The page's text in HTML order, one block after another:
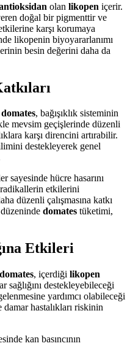
olan likopen içerir.
doğal bir pigmenttir ve
karşı korumaya
likopenin biyoyararlanımı
besin değerini daha da
domates, bağışıklık sisteminin
mevsim geçişlerinde düzenli
karşı direncini artırabilir.
destekleyerek genel
sayesinde hücre hasarını
radikallerin etkilerini
düzenli çalışmasına katkı
domates tüketimi,
Etkileri
domates, içerdiği likopen
sağlığını destekleyebileceği
yardımcı olabileceği
hastalıkları riskinin
kan basıncının